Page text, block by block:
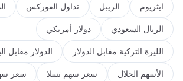
ايثريوم الريبل تداول الفوركس
الريال السعودي دولار أمريكي
الليرة التركية مقابل الدولار الدولار مقابل
الأسهم الحلال سعر سهم تسلا سعر